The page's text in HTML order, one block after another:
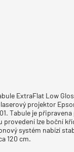
ExtraFlat Low
projektor
Tabule je
provedení lze boční
systém nabízí
120 cm.